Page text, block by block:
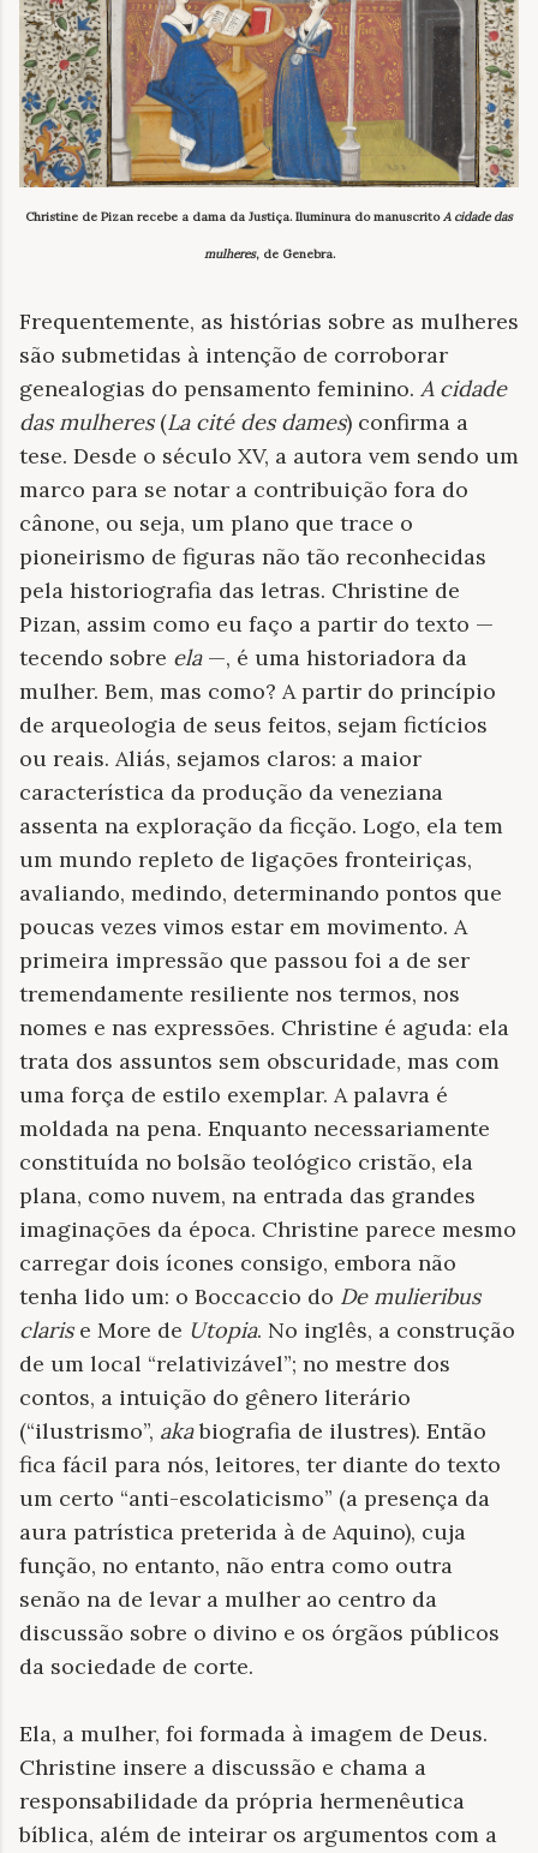
Christine de Pizan recebe a dama da Justiça. Iluminura do manuscritoA cidade das
mulheres, de Genebra.
Frequentemente, as histórias sobre as mulheres
são submetidas à intenção de corroborar
genealogias do pensamento feminino. A cidade
das mulheres(La cité des dames) confirma a
tese. Desde o século XV, a autora vem sendo um
marco para se notar a contribuição fora do
cânone, ou seja, um plano que trace o
pioneirismo de figuras não tão reconhecidas
pela historiografia das letras. Christine de
Pizan, assim como eu faço a partir do texto —
tecendo sobre ela—, é uma historiadora da
mulher. Bem, mas como? A partir do princípio
de arqueologia de seus feitos, sejam fictícios
ou reais. Aliás, sejamos claros: a maior
característica da produção da veneziana
assenta na exploração da ficção. Logo, ela tem
um mundo repleto de ligações fronteiriças,
avaliando, medindo, determinando pontos que
poucas vezes vimos estar em movimento. A
primeira impressão que passou foi a de ser
tremendamente resiliente nos termos, nos
nomes e nas expressões. Christine é aguda: ela
trata dos assuntos sem obscuridade, mas com
uma força de estilo exemplar. A palavra é
moldada na pena. Enquanto necessariamente
constituída no bolsão teológico cristão, ela
plana, como nuvem, na entrada das grandes
imaginações da época. Christine parece mesmo
carregar dois ícones consigo, embora não
tenha lido um: o Boccaccio do De mulieribus
clarise More de Utopia. No inglês, a construção
de um local “relativizável”; no mestre dos
contos, a intuição do gênero literário
(“ilustrismo”, akabiografia de ilustres). Então
fica fácil para nós, leitores, ter diante do texto
um certo “anti-escolaticismo” (a presença da
aura patrística preterida à de Aquino), cuja
função, no entanto, não entra como outra
senão na de levar a mulher ao centro da
discussão sobre o divino e os órgãos públicos
da sociedade de corte.
Ela, a mulher, foi formada à imagem de Deus.
Christine insere a discussão e chama a
responsabilidade da própria hermenêutica
bíblica, além de inteirar os argumentos com a